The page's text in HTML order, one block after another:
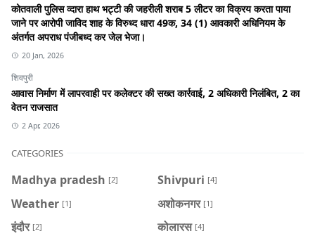
कोतवाली पुलिस व्दारा हाथ भट्टी की जहरीली शराब 5 लीटर का विक्रय करता पाया
जाने पर आरोपी जाविद शाह के विरुध्द धारा 49क, 34 (1) आवकारी अधिनियम के
अंतर्गत अपराध पंजीबध्द कर जेल भेजा।
20 Jan, 2026
शिवपुरी
आवास निर्माण में लापरवाही पर कलेक्टर की सख्त कार्रवाई, 2 अधिकारी निलंबित, 2 का
वेतन राजसात
2 Apr, 2026
CATEGORIES
Madhya pradesh [2] Shivpuri [4]
Weather [1] अशोकनगर [1]
इंदौर [2] कोलारस [4]